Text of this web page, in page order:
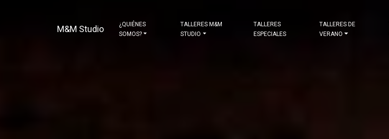
M&M Studio
¿QUIÉNES
SOMOS?
TALLERES M&M
STUDIO
TALLERES
ESPECIALES
TALLERES DE
VERANO